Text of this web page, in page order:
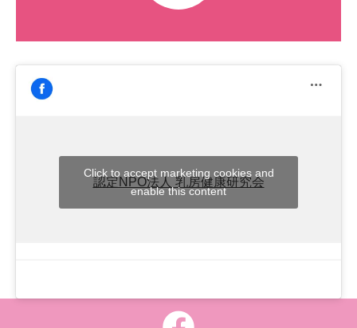
認定NPO法人 乳房健康研究会
Click to accept marketing cookies and
enable this content